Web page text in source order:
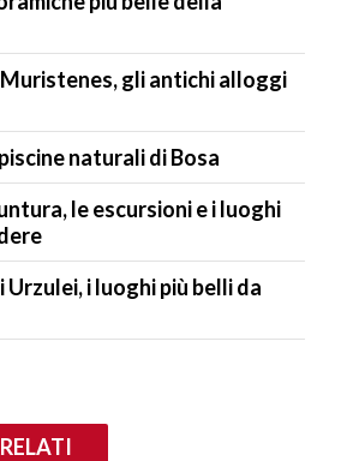
Muristenes, gli antichi alloggi
naturali di Bosa
le escursioni e i luoghi
i luoghi più belli da